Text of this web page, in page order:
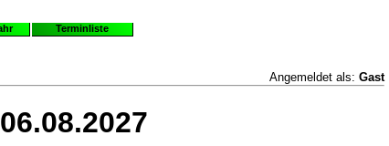
Terminliste
Angemeldet als: Gast